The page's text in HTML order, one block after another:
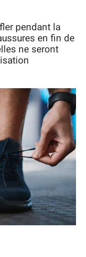
pendant la
en fin de
ne seront